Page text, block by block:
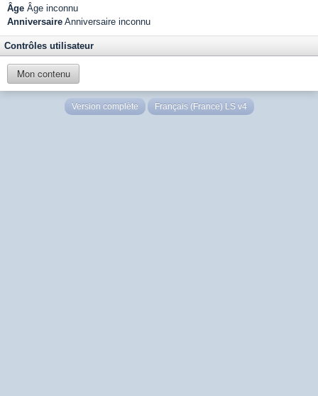
Âge Âge inconnu
Anniversaire Anniversaire inconnu
Contrôles utilisateur
Mon contenu
Version complète Français (France) LS v4